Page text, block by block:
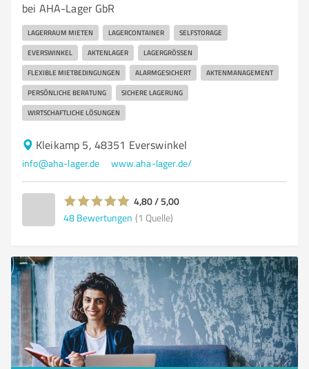
bei AHA-Lager GbR
LAGERRAUM MIETEN LAGERCONTAINER SELFSTORAGE
EVERSWINKEL AKTENLAGER LAGERGRÖSSEN
FLEXIBLE MIETBEDINGUNGEN ALARMGESICHERT AKTENMANAGEMENT
PERSÖNLICHE BERATUNG SICHERE LAGERUNG
WIRTSCHAFTLICHE LÖSUNGEN
Kleikamp 5, 48351 Everswinkel
info@aha-lager.de www.aha-lager.de/
4,80 / 5,00
48 Bewertungen (1 Quelle)